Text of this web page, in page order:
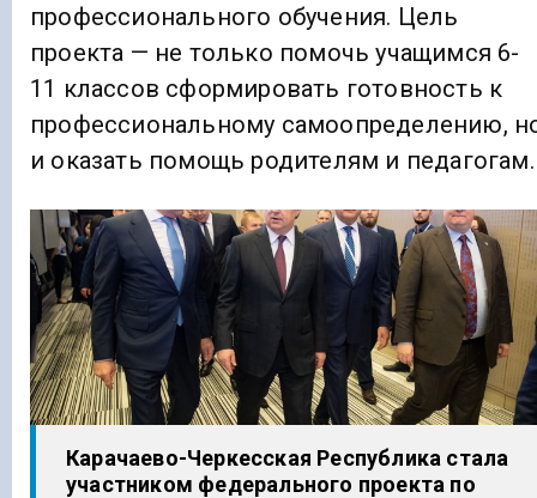
профессионального обучения. Цель
проекта — не только помочь учащимся 6-
11 классов сформировать готовность к
профессиональному самоопределению,
и оказать помощь родителям и педагогам.
Карачаево-Черкесская Республика стала
участником федерального проекта по